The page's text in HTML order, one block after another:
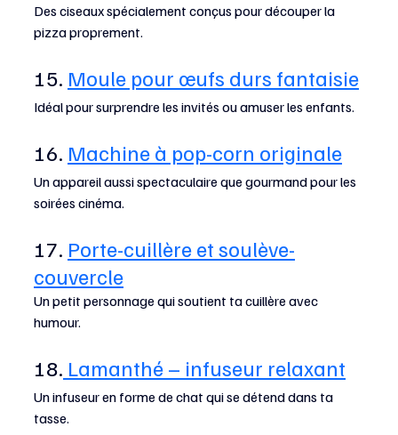
Des ciseaux spécialement conçus pour découper la
pizza proprement.
15. Moule pour œufs durs fantaisie
Idéal pour surprendre les invités ou amuser les enfants.
16. Machine à pop-corn originale
Un appareil aussi spectaculaire que gourmand pour les
soirées cinéma.
17. Porte-cuillère et soulève-
couvercle
Un petit personnage qui soutient ta cuillère avec
humour.
18. Lamanthé – infuseur relaxant
Un infuseur en forme de chat qui se détend dans ta
tasse.